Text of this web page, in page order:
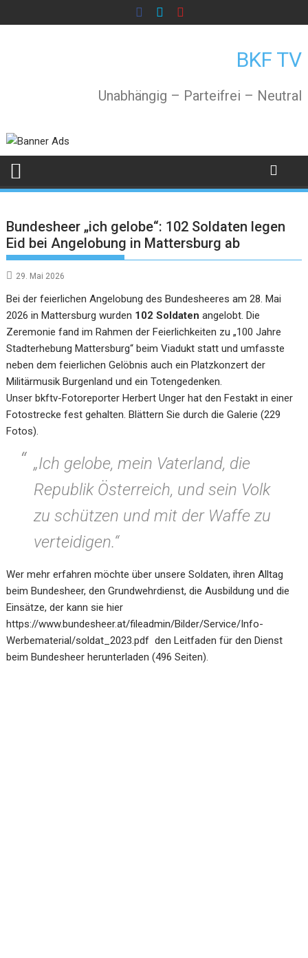
to
BKF TV
Unabhängig – Parteifrei – Neutral
Bundesheer „ich gelobe“: 102 Soldaten legen
Eid bei Angelobung in Mattersburg ab
29. Mai 2026
Bei der feierlichen Angelobung des Bundesheeres am 28. Mai
2026 in Mattersburg wurden 102 Soldaten angelobt. Die
Zeremonie fand im Rahmen der Feierlichkeiten zu „100 Jahre
Stadterhebung Mattersburg“ beim Viadukt statt und umfasste
neben dem feierlichen Gelöbnis auch ein Platzkonzert der
Militärmusik Burgenland und ein Totengedenken.
Unser bkftv-Fotoreporter Herbert Unger hat den Festakt in einer
Fotostrecke fest gehalten. Blättern Sie durch die Galerie (229
Fotos).
„Ich gelobe, mein Vaterland, die
Republik Österreich, und sein Volk
zu schützen und mit der Waffe zu
verteidigen.“
Wer mehr erfahren möchte über unsere Soldaten, ihren Alltag
beim Bundesheer, den Grundwehrdienst, die Ausbildung und die
Einsätze, der kann sie hier
https://www.bundesheer.at/fileadmin/Bilder/Service/Info-
Werbematerial/soldat_2023.pdf den Leitfaden für den Dienst
beim Bundesheer herunterladen (496 Seiten).